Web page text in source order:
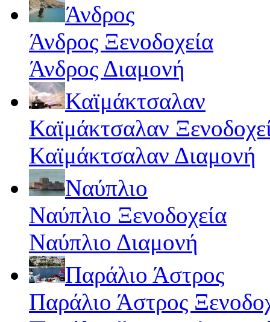
Άνδρος
Άνδρος Ξενοδοχεία
Άνδρος Διαμονή
Καϊμάκτσαλαν
Καϊμάκτσαλαν
Καϊμάκτσαλαν Διαμονή
Ναύπλιο
Ναύπλιο Ξενοδοχεία
Ναύπλιο Διαμονή
Παράλιο Άστρος
Παράλιο Άστρος